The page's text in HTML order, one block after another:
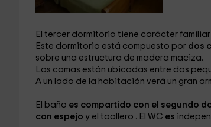
El tercer dormitorio tiene carácter
Este dormitorio está compuesto por dos
sobre una estructura de madera maciza.
Las camas están ubicadas entre dos
A un lado de la habitación verá un gran
El baño es compartido con el segundo
con espejo y el toallero . El WC es